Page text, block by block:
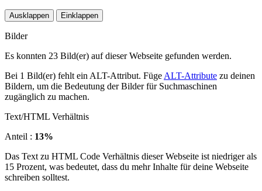
Ausklappen Einklappen
Bilder
Es konnten 23 Bild(er) auf dieser Webseite gefunden werden.
Bei 1 Bild(er) fehlt ein ALT-Attribut. Füge ALT-Attribute zu deinen
Bildern, um die Bedeutung der Bilder für Suchmaschinen
zugänglich zu machen.
Text/HTML Verhältnis
Anteil : 13%
Das Text zu HTML Code Verhältnis dieser Webseite ist niedriger als
15 Prozent, was bedeutet, dass du mehr Inhalte für deine Webseite
schreiben solltest.